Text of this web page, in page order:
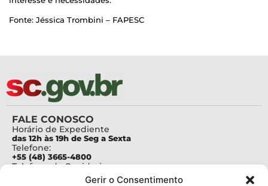
Gerir o Consentimento
Fonte: Jéssica Trombini – FAPESC
FALE CONOSCO
Horário de Expediente
das 12h às 19h de Seg a Sexta
Telefone:
+55 (48) 3665-4800
Telefone da Ouvidoria